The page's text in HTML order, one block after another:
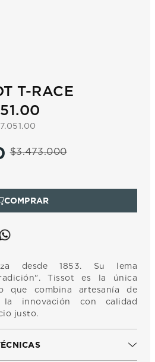
T-RACE
$3.473.000
desde 1853. Su lema
Tissot es la única
que combina artesanía de
innovación con calidad
justo.